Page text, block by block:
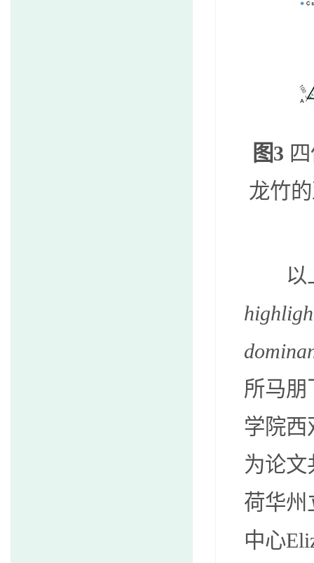
图3
龙竹
以
所马朋
学院西
为论文
荷华州
中心E